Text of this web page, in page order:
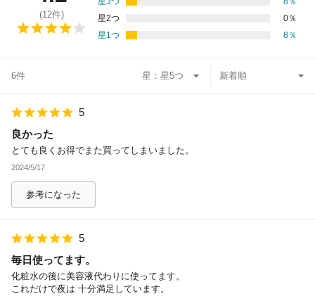
(12件)
星2つ
0％
星1つ
8％
6件 星：
5
良かった
とても良くお得でまた買ってしまいました。
2024/5/17
参考になった
5
毎日使ってます。
化粧水の後に美容液代わりに使ってます。
これだけで夜は 十分満足しています。
Pontaパス特典対象すべて
除外ワード